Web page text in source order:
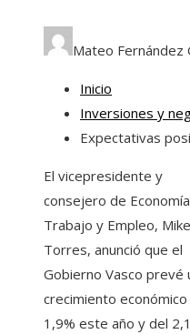
Mateo Fernández
Inicio
Inversiones y
Expectativas
El vicepresidente y
consejero de
Trabajo y Empleo,
Torres, anunció que el
Gobierno Vasco prevé
crecimiento económico
1,9% este año y del